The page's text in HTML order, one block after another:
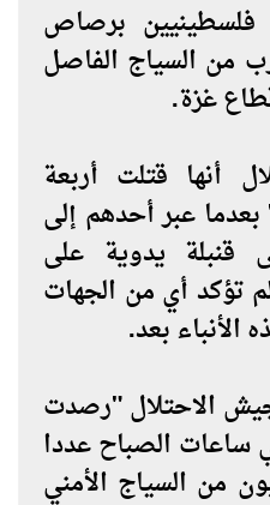
فلسطينيين برصاص
من السياج الفاصل
غزة.
أنها قتلت أربعة
عبر أحدهم إلى
قنبلة يدوية على
تؤكد أي من الجهات
الأنباء بعد.
الاحتلال "رصدت
الصباح عددا
من السياج الأمني